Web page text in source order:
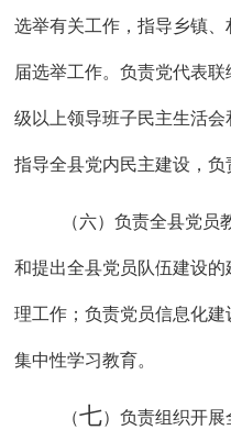
选举有关工作，指导乡镇、
届选举工作。负责党代表
级以上领导班子民主生活
指导全县党内民主建设，负
（六）负责全县党
和提出全县党员队伍建设
理工作；负责党员信息化
集中性学习教育。
（七）负责组织开